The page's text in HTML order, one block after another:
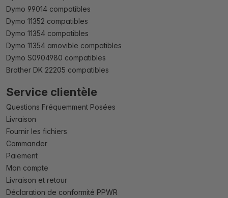
Dymo 99014 compatibles
Dymo 11352 compatibles
Dymo 11354 compatibles
Dymo 11354 amovible compatibles
Dymo S0904980 compatibles
Brother DK 22205 compatibles
Service clientèle
Questions Fréquemment Posées
Livraison
Fournir les fichiers
Commander
Paiement
Mon compte
Livraison et retour
Déclaration de conformité PPWR